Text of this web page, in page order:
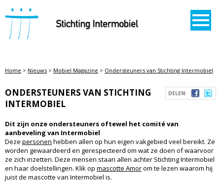
STICHTING INTERMOBIEL
Home > Nieuws > Mobiel Magazine > Ondersteuners van Stichting Intermobiel
DELEN:
ONDERSTEUNERS VAN STICHTING
INTERMOBIEL
Dit zijn onze ondersteuners oftewel het comité van
aanbeveling van Intermobiel
Deze personen hebben allen op hun eigen vakgebied veel bereikt. Ze
worden gewaardeerd en gerespecteerd om wat ze doen of waarvoor
ze zich inzetten. Deze mensen staan allen achter Stichting Intermobiel
en haar doelstellingen. Klik op mascotte Amorom te lezen waarom hij
juist de mascotte van Intermobiel is.